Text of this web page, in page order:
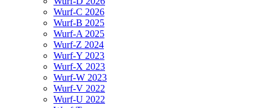
Wurf-C 2026
Wurf-B 2025
Wurf-A 2025
Wurf-Z 2024
Wurf-Y 2023
Wurf-X 2023
Wurf-W 2023
Wurf-V 2022
Wurf-U 2022